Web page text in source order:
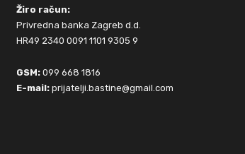
Žiro račun:
Privredna banka Zagreb d.d.
HR49 2340 0091 1101 9305 9
GSM: 099 668 1816
E-mail: prijatelji.bastine@gmail.com